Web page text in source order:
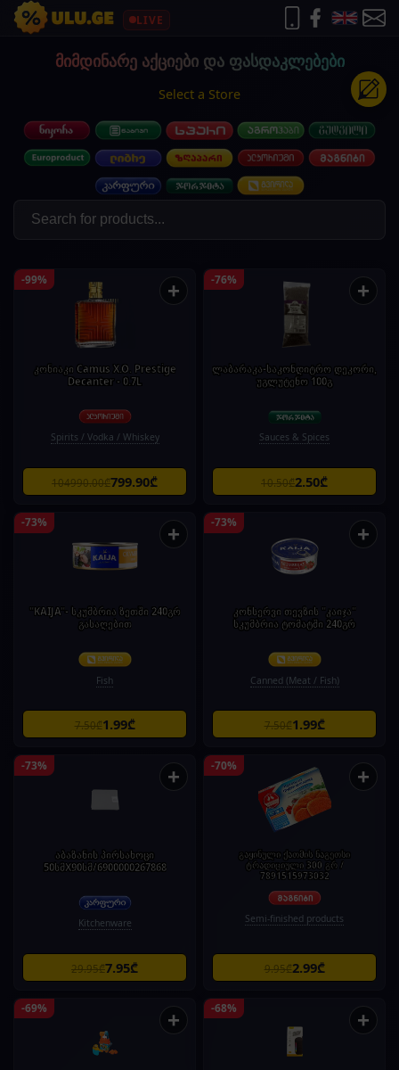
LIVE
მიმდინარე აქციები და ფასდაკლებები
Select a Store
-99% +
კონიაკი Camus X.O. Prestige
Decanter - 0.7L
Spirits / Vodka / Whiskey
104990.00₾799.90₾
-76% +
ლაბარაკა-საკონდიტრო დეკორი,
უგლუტენო 100გ
Sauces & Spices
10.50₾2.50₾
-73% +
"KAIJA"- სკუმბრია ზეთში 240გრ
გასაღებით
Fish
7.50₾1.99₾
-73% +
კონსერვი თევზის "კაიჯა"
სკუმბრია ტომატში 240გრ
Canned (Meat / Fish)
7.50₾1.99₾
-73% +
აბაზანის პირსახოცი
50სმX90სმ/6900000267868
Kitchenware
29.95₾7.95₾
-70% +
გაყინული ქათმის ნაგეთსი
ტრადიციული 300 გრ /
7891515973032
Semi-finished products
9.95₾2.99₾
-69% + -68% +